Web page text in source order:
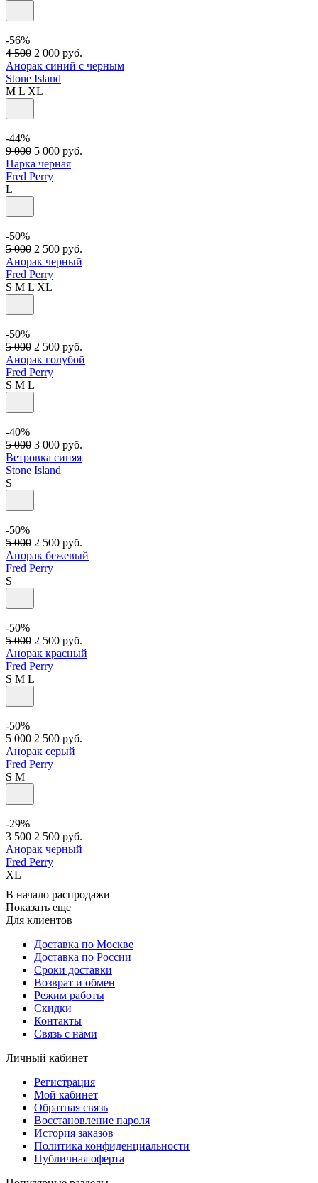
-56%
4 500 2 000 руб.
Анорак синий с черным
Stone Island
M L XL
-44%
9 000 5 000 руб.
Парка черная
Fred Perry
L
-50%
5 000 2 500 руб.
Анорак черный
Fred Perry
S M L XL
-50%
5 000 2 500 руб.
Анорак голубой
Fred Perry
S M L
-40%
5 000 3 000 руб.
Ветровка синяя
Stone Island
S
-50%
5 000 2 500 руб.
Анорак бежевый
Fred Perry
S
-50%
5 000 2 500 руб.
Анорак красный
Fred Perry
S M L
-50%
5 000 2 500 руб.
Анорак серый
Fred Perry
S M
-29%
3 500 2 500 руб.
Анорак черный
Fred Perry
XL
В начало распродажи
Показать еще
Для клиентов
Доставка по Москве
Доставка по России
Сроки доставки
Возврат и обмен
Режим работы
Скидки
Контакты
Связь с нами
Личный кабинет
Регистрация
Мой кабинет
Обратная связь
Восстановление пароля
История заказов
Политика конфиденциальности
Публичная оферта